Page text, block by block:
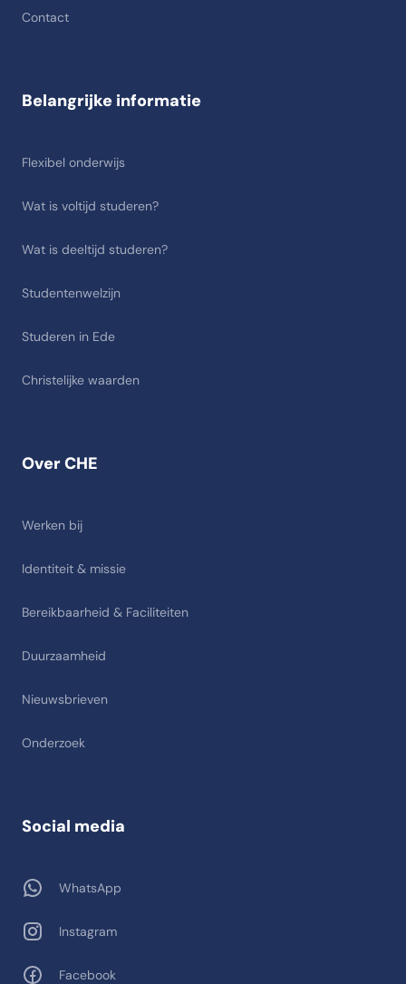
Contact
Over CHE
Werken bij
Identiteit & missie
Bereikbaarheid & Faciliteiten
Duurzaamheid
Nieuwsbrieven
Onderzoek
Belangrijke informatie
Flexibel onderwijs
Wat is voltijd studeren?
Wat is deeltijd studeren?
Studentenwelzijn
Studeren in Ede
Christelijke waarden
Social media
WhatsApp
Instagram
Facebook